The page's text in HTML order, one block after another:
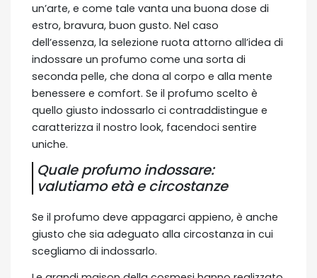
un’arte, e come tale vanta una buona dose di
estro, bravura, buon gusto. Nel caso
dell’essenza, la selezione ruota attorno all’idea di
indossare un profumo come una sorta di
seconda pelle, che dona al corpo e alla mente
benessere e comfort. Se il profumo scelto è
quello giusto indossarlo ci contraddistingue e
caratterizza il nostro look, facendoci sentire
uniche.
Quale profumo indossare:
valutiamo età e circostanze
Se il profumo deve appagarci appieno, è anche
giusto che sia adeguato alla circostanza in cui
scegliamo di indossarlo.